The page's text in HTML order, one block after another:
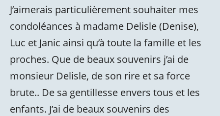
J’aimerais particulièrement souhaiter mes
condoléances à madame Delisle (Denise),
Luc et Janic ainsi qu’à toute la famille et les
proches. Que de beaux souvenirs j’ai de
monsieur Delisle, de son rire et sa force
brute.. De sa gentillesse envers tous et les
enfants. J’ai de beaux souvenirs des